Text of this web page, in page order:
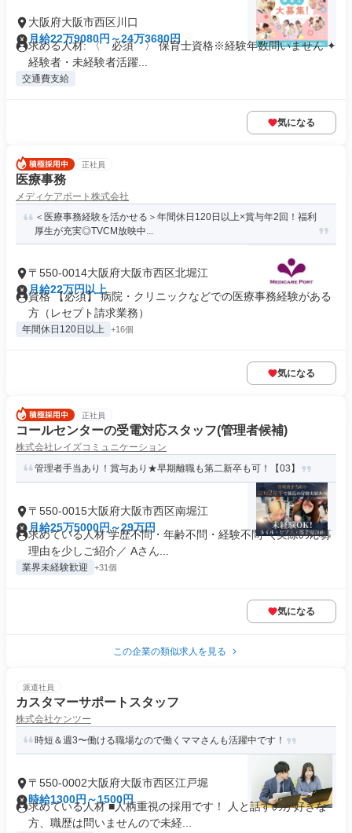
大阪府大阪市西区川口
月給22万9080円～24万3680円
求める人材: 〈 必須 〉 保育士資格※経験年数問いません ✦
経験者・未経験者活躍...
交通費支給
気になる
正社員
医療事務
メディケアポート株式会社
＜医療事務経験を活かせる＞年間休日120日以上×賞与年2回！福利
厚生が充実◎TVCM放映中...
〒550-0014大阪府大阪市西区北堀江
月給22万円以上
資格 【必須】 病院・クリニックなどでの医療事務経験がある
方（レセプト請求業務）
年間休日120日以上 +16個
気になる
正社員
コールセンターの受電対応スタッフ(管理者候補)
株式会社レイズコミュニケーション
管理者手当あり！賞与あり★早期離職も第二新卒も可！【03】
〒550-0015大阪府大阪市西区南堀江
月給25万5000円～29万円
求めている人材 学歴不問・年齢不問・経験不問 ＼実際の応募
理由を少しご紹介／ Aさん...
業界未経験歓迎 +31個
気になる
この企業の類似求人を見る
派遣社員
カスタマーサポートスタッフ
株式会社ケンツー
時短＆週3〜働ける職場なので働くママさんも活躍中です！
〒550-0002大阪府大阪市西区江戸堀
時給1300円～1500円
求めている人材 ■人柄重視の採用です！ 人と話すのが好きな
方、職歴は問いませんので未経...